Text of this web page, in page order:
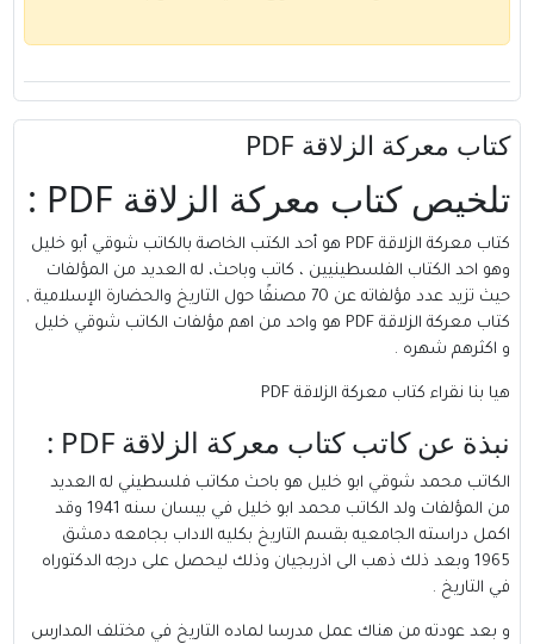
كتاب معركة الزلاقة PDF
تلخيص كتاب معركة الزلاقة PDF :
كتاب معركة الزلاقة PDF هو أحد الكتب الخاصة بالكاتب شوقي أبو خليل
وهو احد الكتاب الفلسطينيين ، كاتب وباحث، له العديد من المؤلفات
حيث تزيد عدد مؤلفاته عن 70 مصنفًا حول التاريخ والحضارة الإسلامية ,
كتاب معركة الزلاقة PDF هو واحد من اهم مؤلفات الكاتب شوقي خليل
و اكثرهم شهره .
هيا بنا نقراء كتاب معركة الزلاقة PDF
نبذة عن كاتب كتاب معركة الزلاقة PDF :
الكاتب محمد شوقي ابو خليل هو باحث مكاتب فلسطيني له العديد
من المؤلفات ولد الكاتب محمد ابو خليل في بيسان سنه 1941 وقد
اكمل دراسته الجامعيه بقسم التاريخ بكليه الاداب بجامعه دمشق
1965 وبعد ذلك ذهب الى اذربجيان وذلك ليحصل على درجه الدكتوراه
في التاريخ .
و بعد عودته من هناك عمل مدرسا لماده التاريخ في مختلف المدارس